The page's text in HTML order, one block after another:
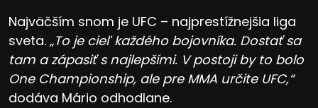
Najväčším snom je UFC – najprestížnejšia liga
sveta. „To je cieľ každého bojovníka. Dostať sa
tam a zápasiť s najlepšími. V postoji by to bolo
One Championship, ale pre MMA určite UFC,“
dodáva Mário odhodlane.